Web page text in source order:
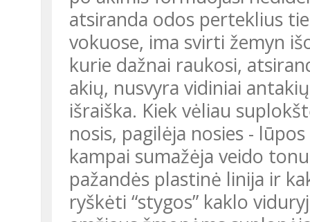
atsiranda odos perteklius
vokuose, ima svirti žemyn
kurie dažnai raukosi,
akių, nusvyra vidiniai
išraiška. Kiek vėliau
nosis, pagilėja nosies -
kampai sumažėja veido
pažandės plastinė linija ir
ryškėti “stygos” kaklo